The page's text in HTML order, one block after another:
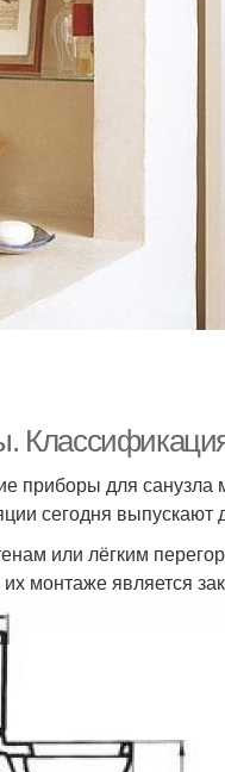
приборы для
сегодня выпускают
или лёгким
монтаже является